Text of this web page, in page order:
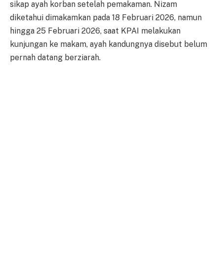
sikap ayah korban setelah pemakaman. Nizam
diketahui dimakamkan pada 18 Februari 2026, namun
hingga 25 Februari 2026, saat KPAI melakukan
kunjungan ke makam, ayah kandungnya disebut belum
pernah datang berziarah.